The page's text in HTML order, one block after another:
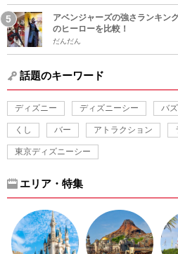
アベンジャーズの強さランキン
のヒーローを比較！
だんだん
話題のキーワード
ディズニー ディズニーシー バズ
くし バー アトラクション
東京ディズニーシー
エリア・特集